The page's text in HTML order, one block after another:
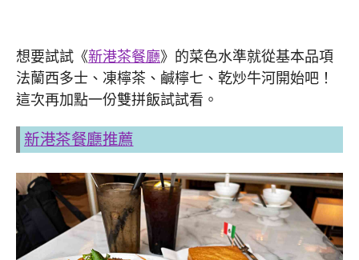
想要試試《新港茶餐廳》的菜色水準就從基本品項
法蘭西多士、凍檸茶、鹹檸七、乾炒牛河開始吧！
這次再加點一份雙拼飯試試看。
新港茶餐廳推薦